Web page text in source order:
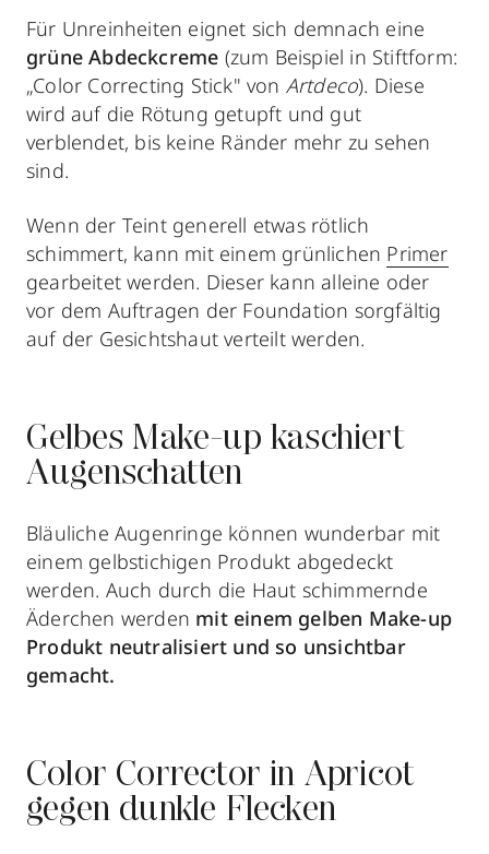
Für Unreinheiten eignet sich demnach eine
grüne Abdeckcreme (zum Beispiel in Stiftform:
„Color Correcting Stick" von Artdeco). Diese
wird auf die Rötung getupft und gut
verblendet, bis keine Ränder mehr zu sehen
sind.
Wenn der Teint generell etwas rötlich
schimmert, kann mit einem grünlichen Primer
gearbeitet werden. Dieser kann alleine oder
vor dem Auftragen der Foundation sorgfältig
auf der Gesichtshaut verteilt werden.
Gelbes Make-up kaschiert
Augenschatten
Bläuliche Augenringe können wunderbar mit
einem gelbstichigen Produkt abgedeckt
werden. Auch durch die Haut schimmernde
Äderchen werden mit einem gelben Make-up
Produkt neutralisiert und so unsichtbar
gemacht.
Color Corrector in Apricot
gegen dunkle Flecken